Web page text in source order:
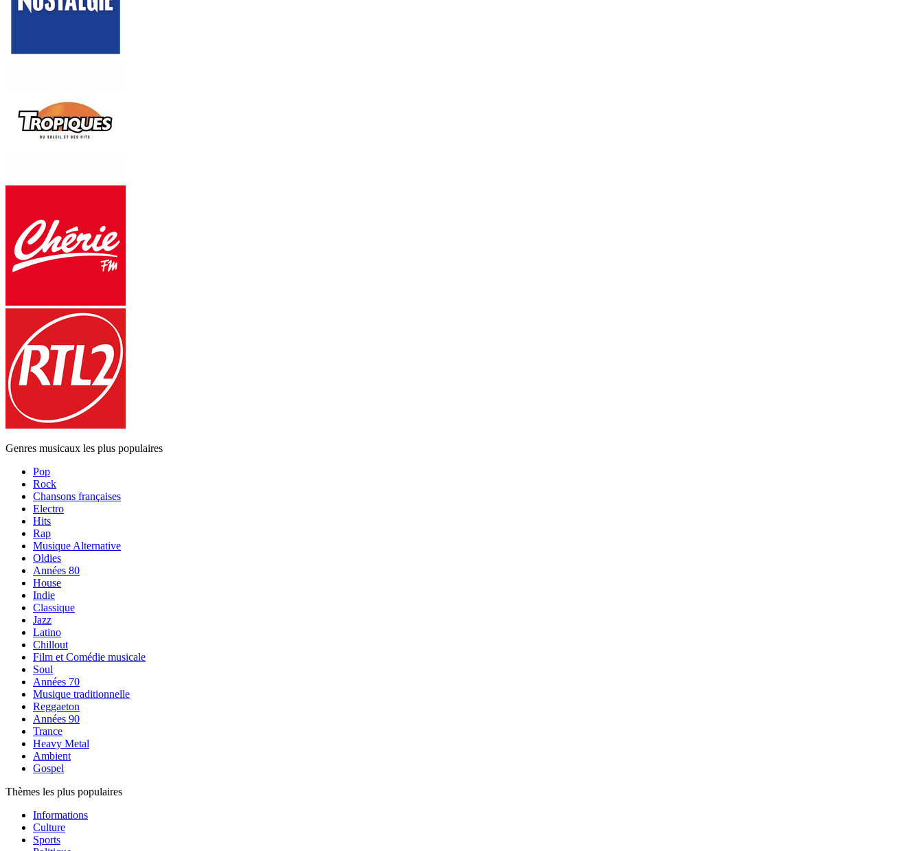
Genres musicaux les plus populaires
Pop
Rock
Chansons françaises
Electro
Hits
Rap
Musique Alternative
Oldies
Années 80
House
Indie
Classique
Jazz
Latino
Chillout
Film et Comédie musicale
Soul
Années 70
Musique traditionnelle
Reggaeton
Années 90
Trance
Heavy Metal
Ambient
Gospel
Thèmes les plus populaires
Informations
Culture
Sports